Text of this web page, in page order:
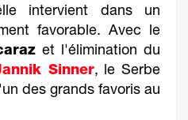
intervient dans un
favorable. Avec le
et l'élimination du
Sinner, le Serbe
des grands favoris au